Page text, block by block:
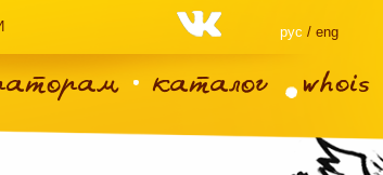
рус / eng
каталог whois